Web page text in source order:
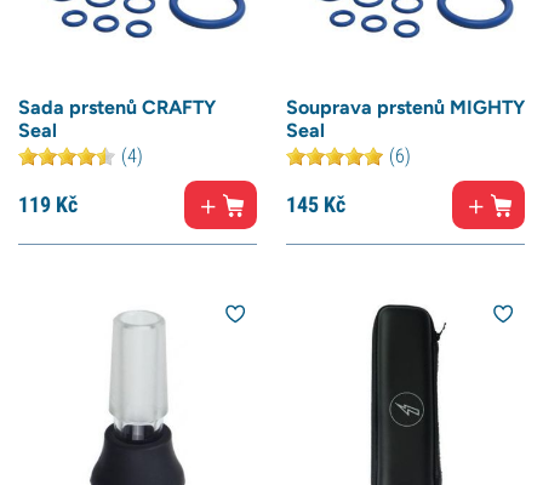
Sada prstenů CRAFTY
Seal
(4)
119 Kč
Souprava prstenů MIGHTY
Seal
(6)
145 Kč